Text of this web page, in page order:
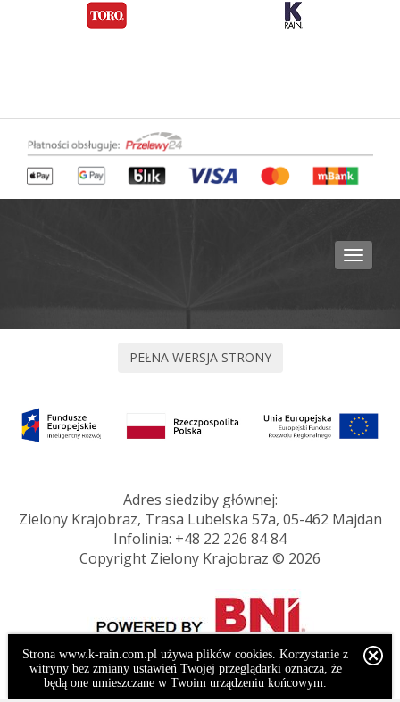
Toggle
Adres siedziby głównej:
Zielony Krajobraz, Trasa Lubelska 57a, 05-462 Majdan
Infolinia: +48 22 226 84 84
Copyright Zielony Krajobraz © 2026
Strona www.k-rain.com.pl używa plików cookies. Korzystanie z
witryny bez zmiany ustawień Twojej przeglądarki oznacza, że
będą one umieszczane w Twoim urządzeniu końcowym.